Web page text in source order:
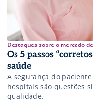
Destaques sobre o mercado
Os 5 passos
saúde
A segurança do
hospitais são questões
qualidade.